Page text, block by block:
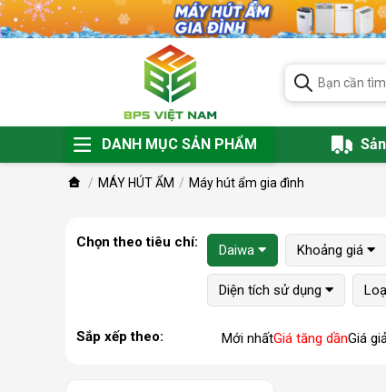
DANH MỤC SẢN PHẨM
MÁY HÚT ẨM Máy hút ẩm gia đình
Chọn theo tiêu chí: Daiwa Khoảng giá
Diện tích sử dụng
Sắp xếp theo: Mới nhấtGiá tăng dầnGiá